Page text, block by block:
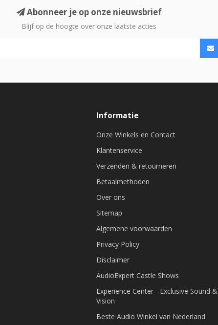
Abonneer je op onze nieuwsbrief
Blijf op de hoogte over onze laatste acties
Informatie
Onze Winkels en Contact
Klantenservice
Verzenden & retourneren
Betaalmethoden
Over ons
Sitemap
Algemene voorwaarden
Privacy Policy
Disclaimer
AudioExpert Castle Shows
Experience Center - Exclusive Sound &
Vision
Beste Audio Winkel van Nederland